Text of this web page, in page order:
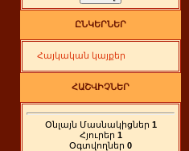
ԸՆԿԵՐՆԵՐ
Հայկական կայքեր
ՀԱՇՎԻՉՆԵՐ
Օնլայն Մասնակիցներ 1
Հյուրեր 1
Օգտվողներ 0